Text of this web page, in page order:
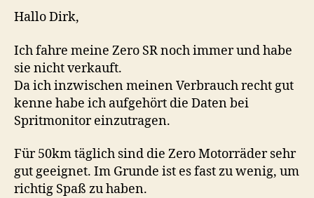
Hallo Dirk,
Ich fahre meine Zero SR noch immer und habe
sie nicht verkauft.
Da ich inzwischen meinen Verbrauch recht gut
kenne habe ich aufgehört die Daten bei
Spritmonitor einzutragen.
Für 50km täglich sind die Zero Motorräder sehr
gut geeignet. Im Grunde ist es fast zu wenig, um
richtig Spaß zu haben.